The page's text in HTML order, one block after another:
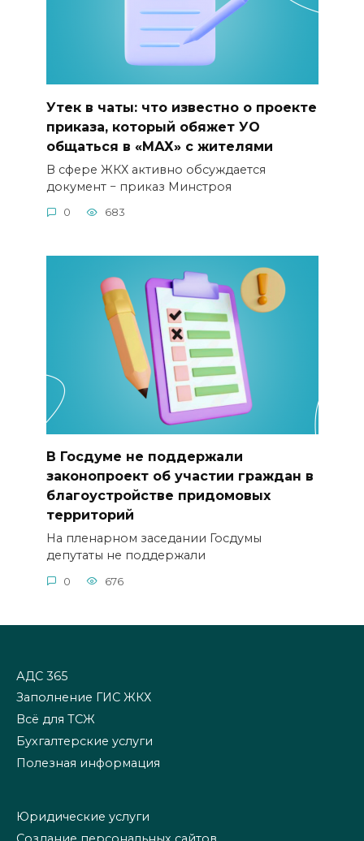
Утек в чаты: что известно о проекте
приказа, который обяжет УО
общаться в «МАХ» с жителями
В сфере ЖКХ активно обсуждается
документ − приказ Минстроя
0 683
В Госдуме не поддержали
законопроект об участии граждан в
благоустройстве придомовых
территорий
На пленарном заседании Госдумы
депутаты не поддержали
0 676
АДС 365
Заполнение ГИС ЖКХ
Всё для ТСЖ
Бухгалтерские услуги
Полезная информация
Юридические услуги